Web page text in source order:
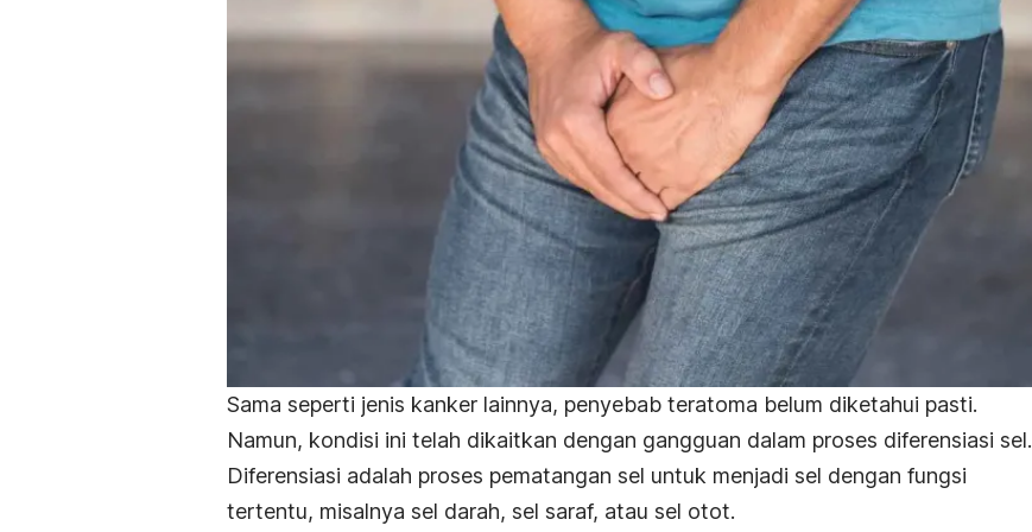
Sama seperti jenis kanker lainnya, penyebab teratoma belum diketahui pasti.
Namun, kondisi ini telah dikaitkan dengan gangguan dalam proses diferensiasi sel.
Diferensiasi adalah proses pematangan sel untuk menjadi sel dengan fungsi
tertentu, misalnya sel darah, sel saraf, atau sel otot.